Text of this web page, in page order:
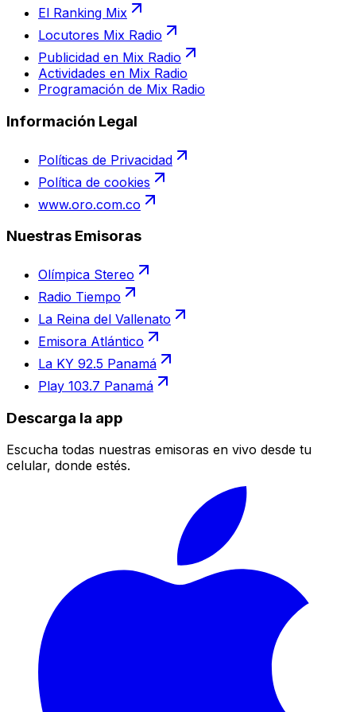
El Ranking Mix
Locutores Mix Radio
Publicidad en Mix Radio
Actividades en Mix Radio
Programación de Mix Radio
Información Legal
Políticas de Privacidad
Política de cookies
www.oro.com.co
Nuestras Emisoras
Olímpica Stereo
Radio Tiempo
La Reina del Vallenato
Emisora Atlántico
La KY 92.5 Panamá
Play 103.7 Panamá
Descarga la app
Escucha todas nuestras emisoras en vivo desde tu
celular, donde estés.